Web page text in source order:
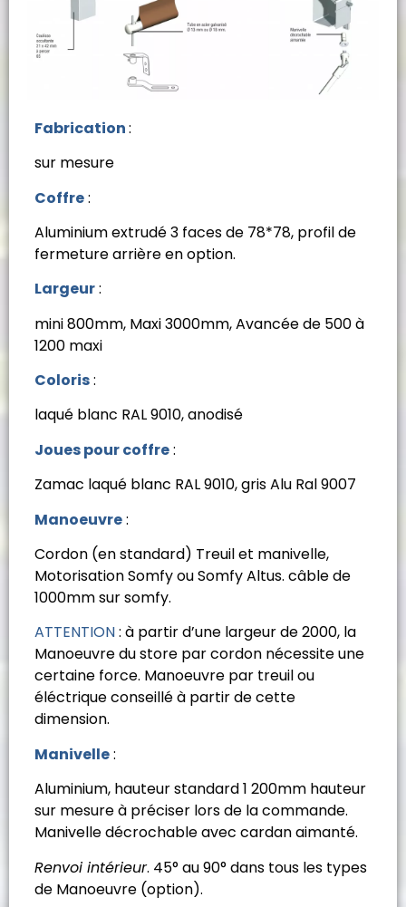
Fabrication:
sur mesure
Coffre:
Aluminium extrudé 3 faces de 78*78, profil de
fermeture arrière en option.
Largeur:
mini 800mm, Maxi 3000mm, Avancée de 500 à
1200 maxi
Coloris:
laqué blanc RAL 9010, anodisé
Joues pour coffre:
Zamac laqué blanc RAL 9010, gris Alu Ral 9007
Manoeuvre:
Cordon (en standard) Treuil et manivelle,
Motorisation Somfy ou Somfy Altus. câble de
1000mm sur somfy.
ATTENTION: à partir d’une largeur de 2000, la
Manoeuvre du store par cordon nécessite une
certaine force. Manoeuvre par treuil ou
éléctrique conseillé à partir de cette
dimension.
Manivelle:
Aluminium, hauteur standard 1 200mm hauteur
sur mesure à préciser lors de la commande.
Manivelle décrochable avec cardan aimanté.
Renvoi intérieur. 45° au 90° dans tous les types
de Manoeuvre (option).